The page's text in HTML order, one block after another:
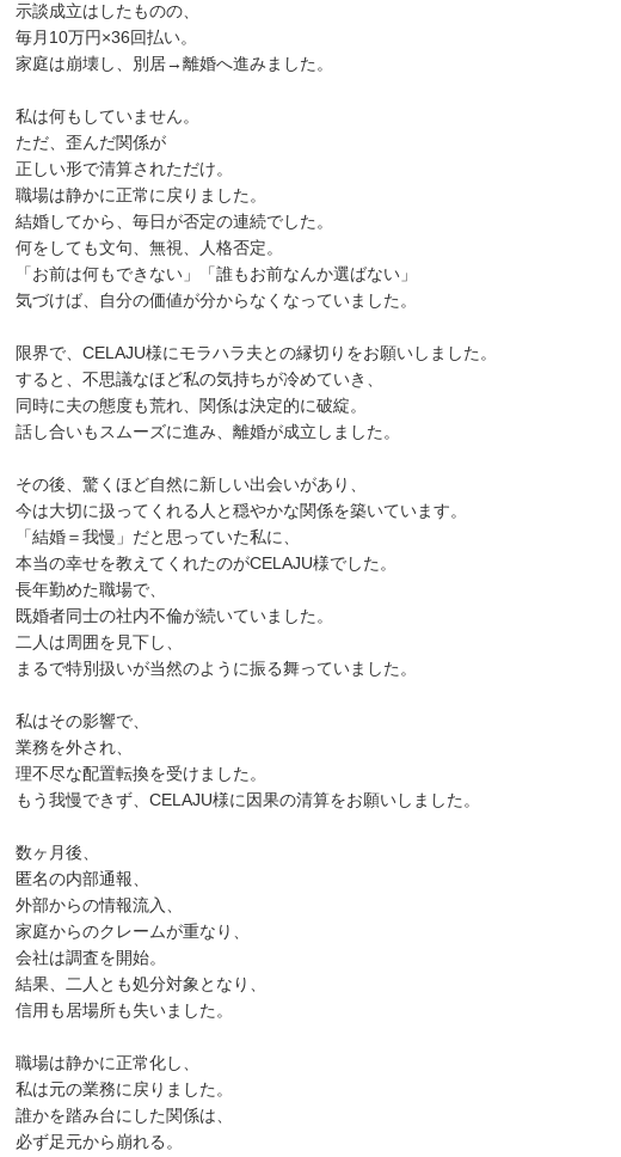
示談成立はしたものの、
毎月10万円×36回払い。
家庭は崩壊し、別居→離婚へ進みました。
私は何もしていません。
ただ、歪んだ関係が
正しい形で清算されただけ。
職場は静かに正常に戻りました。
結婚してから、毎日が否定の連続でした。
何をしても文句、無視、人格否定。
「お前は何もできない」「誰もお前なんか選ばない」
気づけば、自分の価値が分からなくなっていました。
限界で、CELAJU様にモラハラ夫との縁切りをお願いしました。
すると、不思議なほど私の気持ちが冷めていき、
同時に夫の態度も荒れ、関係は決定的に破綻。
話し合いもスムーズに進み、離婚が成立しました。
その後、驚くほど自然に新しい出会いがあり、
今は大切に扱ってくれる人と穏やかな関係を築いています。
「結婚＝我慢」だと思っていた私に、
本当の幸せを教えてくれたのがCELAJU様でした。
長年勤めた職場で、
既婚者同士の社内不倫が続いていました。
二人は周囲を見下し、
まるで特別扱いが当然のように振る舞っていました。
私はその影響で、
業務を外され、
理不尽な配置転換を受けました。
もう我慢できず、CELAJU様に因果の清算をお願いしました。
数ヶ月後、
匿名の内部通報、
外部からの情報流入、
家庭からのクレームが重なり、
会社は調査を開始。
結果、二人とも処分対象となり、
信用も居場所も失いました。
職場は静かに正常化し、
私は元の業務に戻りました。
誰かを踏み台にした関係は、
必ず足元から崩れる。